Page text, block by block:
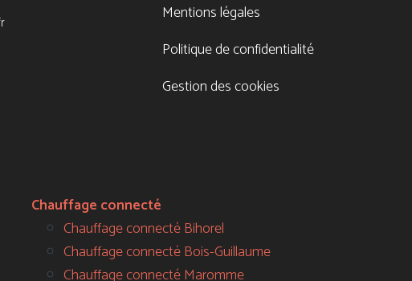
Mentions légales
Politique de confidentialité
Gestion des cookies
Chauffage connecté
Chauffage connecté Bihorel
Chauffage connecté Bois-Guillaume
Chauffage connecté Maromme